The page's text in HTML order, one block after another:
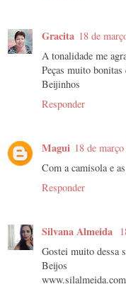
Gracita 18 de
A tonalidade me
Peças muito
Beijinhos
Responder
Magui 18 de
Com a camisola e
Responder
Silvana Almeida
Gostei muito dessa
Beijos
www.silalmeida.com